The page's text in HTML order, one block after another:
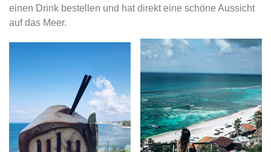
einen Drink bestellen und hat direkt eine schöne Aussicht
auf das Meer.